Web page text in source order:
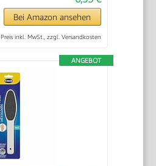
Bei Amazon ansehen
Preis inkl. MwSt., zzgl. Versandkosten
ANGEBOT